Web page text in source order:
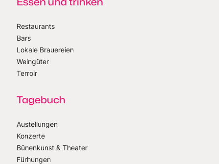
Restaurants
Bars
Lokale Brauereien
Weingüter
Terroir
Tagebuch
Austellungen
Konzerte
Bünenkunst & Theater
Fürhungen